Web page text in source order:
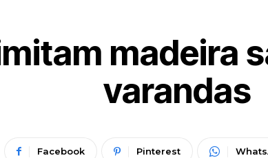
madeira
varandas
Facebook Pinterest